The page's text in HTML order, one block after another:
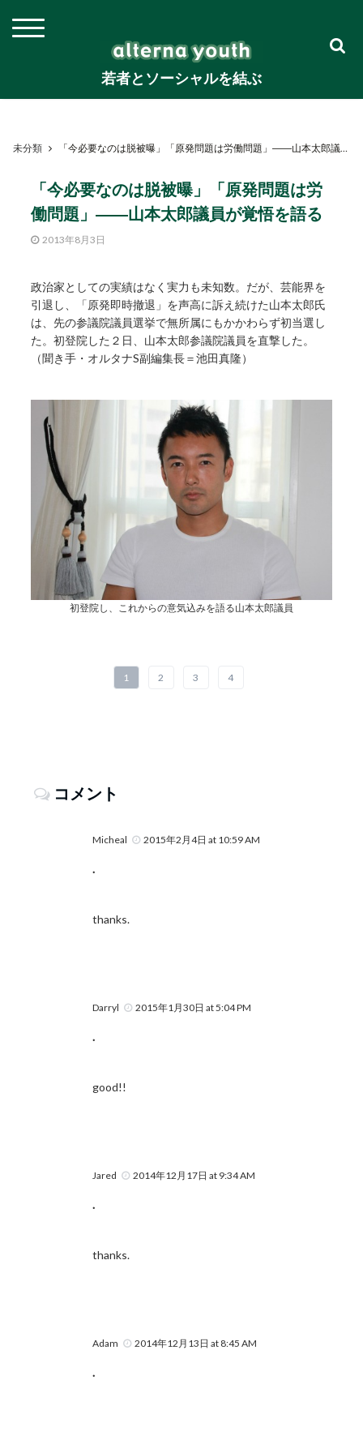
若者とソーシャルを結ぶ
未分類 「今必要なのは脱被曝」「原発問題は労働問題」――山本太郎議員が覚悟を語る
「今必要なのは脱被曝」「原発問題は労
働問題」――山本太郎議員が覚悟を語る
2013年8月3日
政治家としての実績はなく実力も未知数。だが、芸能界を
引退し、「原発即時撤退」を声高に訴え続けた山本太郎氏
は、先の参議院議員選挙で無所属にもかかわらず初当選し
た。初登院した２日、山本太郎参議院議員を直撃した。
（聞き手・オルタナS副編集長＝池田真隆）
初登院し、これからの意気込みを語る山本太郎議員
1 2 3 4
コメント
Micheal 2015年2月4日 at 10:59 AM
.
thanks.
Darryl 2015年1月30日 at 5:04 PM
.
good!!
Jared 2014年12月17日 at 9:34 AM
.
thanks.
Adam 2014年12月13日 at 8:45 AM
.